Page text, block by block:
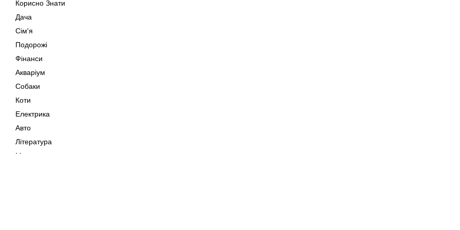
Корисно Знати
Дача
Сім'я
Подорожі
Фінанси
Акваріум
Собаки
Коти
Електрика
Авто
Література
Музика